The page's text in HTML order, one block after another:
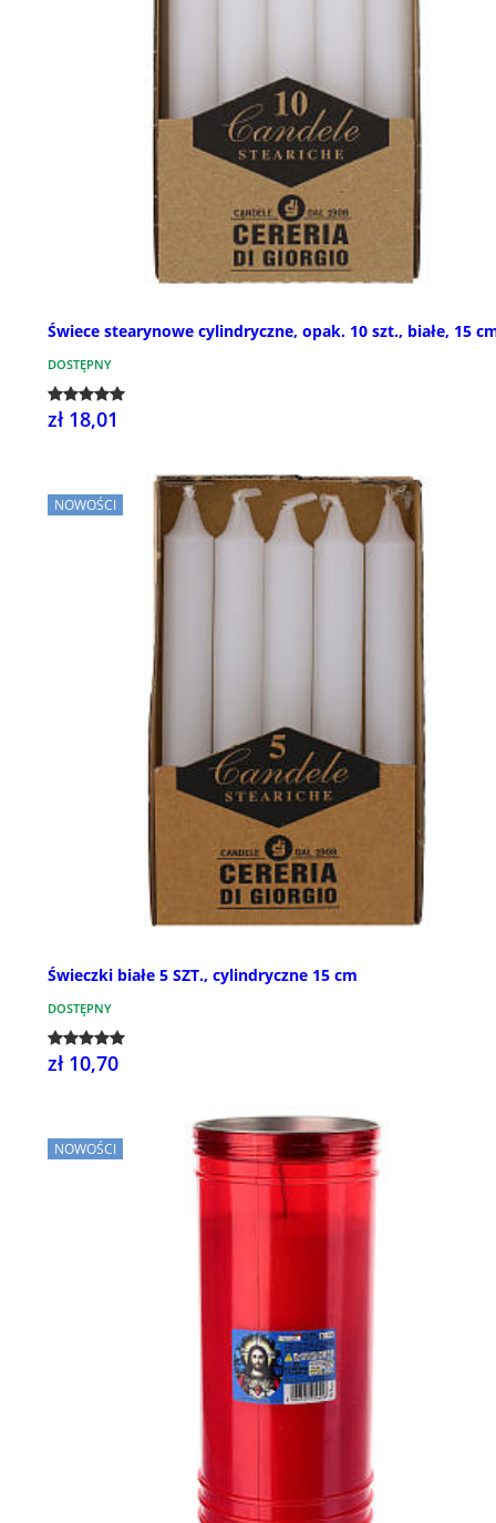
Świece stearynowe cylindryczne, opak. 10 szt., białe, 15
DOSTĘPNY
zł 18,01
NOWOŚCI
Świeczki białe 5 SZT., cylindryczne 15 cm
DOSTĘPNY
zł 10,70
NOWOŚCI